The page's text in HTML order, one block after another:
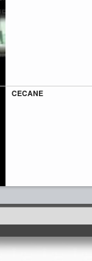
CECANE